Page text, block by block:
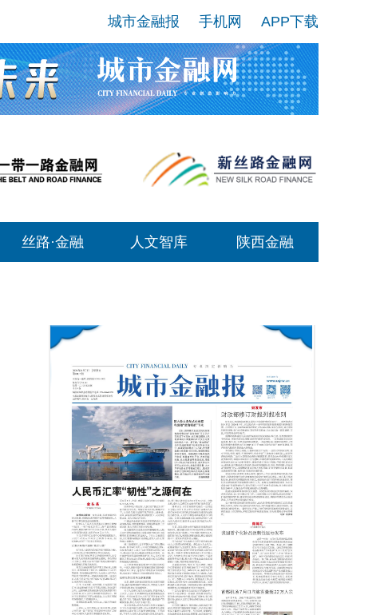
城市金融报 手机网 APP下载
丝路·金融 人文智库 陕西金融